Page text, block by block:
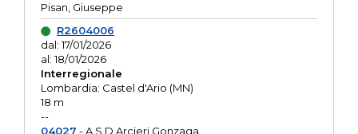
Pisan, Giuseppe
R2604006
dal: 17/01/2026
al: 18/01/2026
Interregionale
Lombardia: Castel d'Ario (MN)
18 m
--
04027 - A.S.D.Arcieri Gonzaga